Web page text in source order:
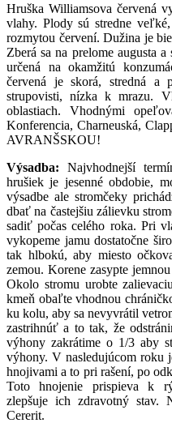
Hruška Williamsova červená
vlahy. Plody sú stredne
rozmytou červení. Dužina je
Zberá sa na prelome augusta
určená na okamžitú
červená je skorá, stredná a
strupovisti, nízka k mrazu.
oblastiach. Vhodnými
Konferencia, Charneuská,
AVRANŠSKOU!
Výsadba: Najvhodnejší
hrušiek je jesenné obdobie,
výsadbe ale stromčeky
dbať na častejšiu zálievku
sadiť počas celého roka. Pri
vykopeme jamu dostatočne
tak hlbokú, aby miesto
zemou. Korene zasypte
Okolo stromu urobte
kmeň obaľte vhodnou
ku kolu, aby sa nevyvrátil
zastrihnúť a to tak, že
výhony zakrátime o 1/3 aby
výhony. V nasledujúcom roku
hnojivami a to pri rašení, po
Toto hnojenie prispieva k
zlepšuje ich zdravotný stav.
Cererit.